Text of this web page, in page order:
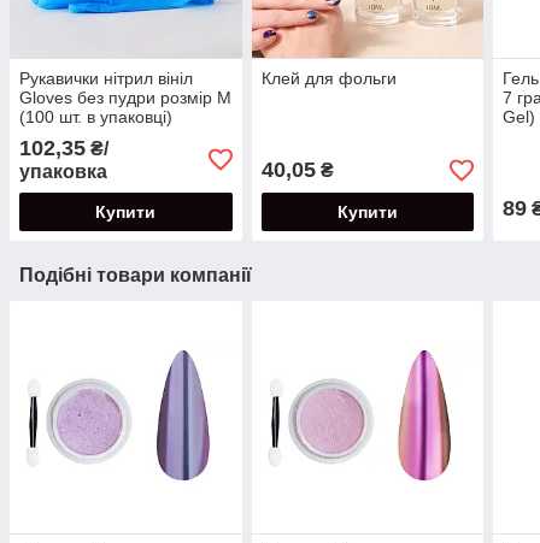
Рукавички нітрил вініл
Gloves без пудри розмір M
(100 шт. в упаковці)
102,35 ₴/
упаковка
Купити
Клей для фольги
40,05₴
Купити
7
Gel)
89
Подібні товари компанії